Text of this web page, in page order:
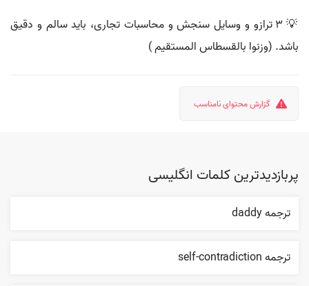
💡 3 ترازو و وسايل سنجش و محاسبات تجارى، بايد سالم و دقيق
باشد. (وزنوا بالقسطاس المستقيم )
گزارش محتوای نامناسب
پربازدیدترین کلمات انگلیسی
ترجمه daddy
ترجمه self-contradiction